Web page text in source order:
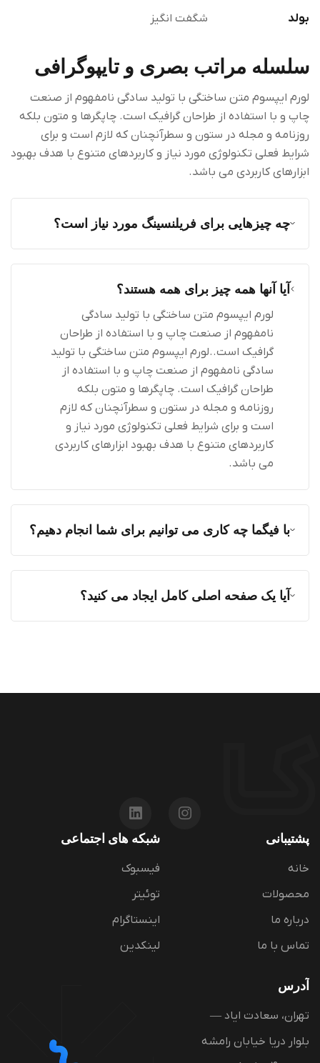
بولد شگفت انگیز
سلسله مراتب بصری و تایپوگرافی
لورم ایپسوم متن ساختگی با تولید سادگی نامفهوم از صنعت
چاپ و با استفاده از طراحان گرافیک است. چاپگرها و متون بلکه
روزنامه و مجله در ستون و سطرآنچنان که لازم است و برای
شرایط فعلی تکنولوژی مورد نیاز و کاربردهای متنوع با هدف بهبود
ابزارهای کاربردی می باشد.
چه چیزهایی برای فریلنسینگ مورد نیاز است؟
آیا آنها همه چیز برای همه هستند؟
لورم ایپسوم متن ساختگی با تولید سادگی
نامفهوم از صنعت چاپ و با استفاده از طراحان
گرافیک است..لورم ایپسوم متن ساختگی با تولید
سادگی نامفهوم از صنعت چاپ و با استفاده از
طراحان گرافیک است. چاپگرها و متون بلکه
روزنامه و مجله در ستون و سطرآنچنان که لازم
است و برای شرایط فعلی تکنولوژی مورد نیاز و
کاربردهای متنوع با هدف بهبود ابزارهای کاربردی
می باشد.
با فیگما چه کاری می توانیم برای شما انجام دهیم؟
آیا یک صفحه اصلی کامل ایجاد می کنید؟
پشتیبانی
خانه
محصولات
درباره ما
تماس با ما
شبکه های اجتماعی
فیسبوک
توئیتر
اینستاگرام
لینکدین
آدرس
تهران، سعادت ایاد —
بلوار دریا خیابان رامشه